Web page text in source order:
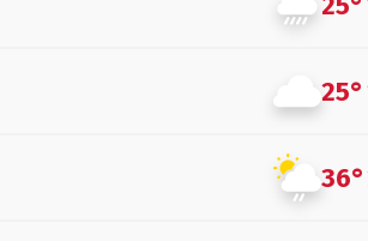
25°
36°